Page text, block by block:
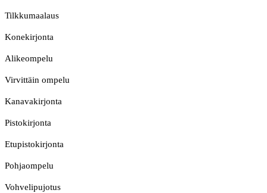
Tilkkumaalaus
Konekirjonta
Alikeompelu
Virvittäin ompelu
Kanavakirjonta
Pistokirjonta
Etupistokirjonta
Pohjaompelu
Vohvelipujotus